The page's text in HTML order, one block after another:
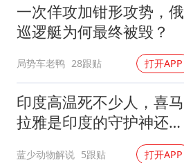
一次佯攻加钳形攻势，俄
巡逻艇为何最终被毁？
局势车老鸭 28跟贴 打开APP
印度高温死不少人，喜马
拉雅是印度的守护神还是
蓝少动物解说 5跟贴 打开APP